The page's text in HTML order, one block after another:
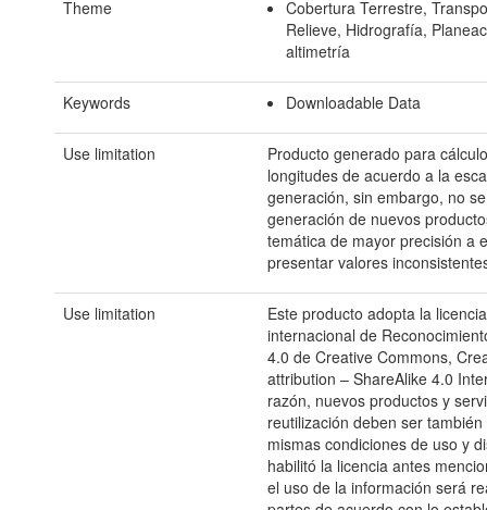
Theme
Cobertura Terrestre,
Relieve, Hidrografía,
altimetría
Keywords Downloadable Data
Use limitation
Producto generado para
longitudes de acuerdo a la
generación, sin embargo, no
generación de nuevos
temática de mayor precisión a
presentar valores
Use limitation
Este producto adopta la
internacional de
4.0 de Creative Commons,
attribution – ShareAlike 4.0
razón, nuevos productos y
reutilización deben ser
mismas condiciones de uso y
habilitó la licencia antes
el uso de la información será